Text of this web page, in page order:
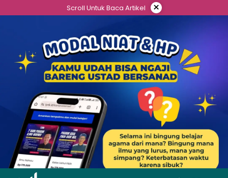
to
Scroll Untuk Baca Artikel ×